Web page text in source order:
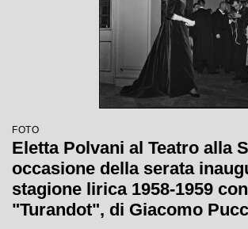
FOTO
Eletta Polvani al Teatro alla
occasione della serata
stagione lirica 1958-1959
"Turandot", di Giacomo